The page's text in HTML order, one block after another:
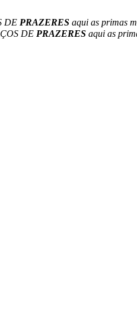
DE PRAZERES aqui as primas
DE PRAZERES aqui as